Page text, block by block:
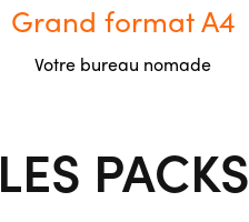
Grand format A4
Votre bureau nomade
LES PACKS